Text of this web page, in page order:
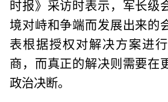
时报》采访时表示，军长级
境对峙和争端而发展出来的
表根据授权对解决方案进
商，而真正的解决则需要在
政治决断。